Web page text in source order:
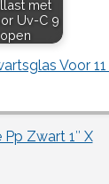
met
Uv-C 9
Voor
Zwart 1″ X